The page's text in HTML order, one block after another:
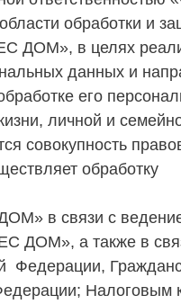
обработки и
ДОМ», в целях
данных и
его
личной и
совокупность
обработку
в связи с
ДОМ», а также в
Федерации,
Налоговым